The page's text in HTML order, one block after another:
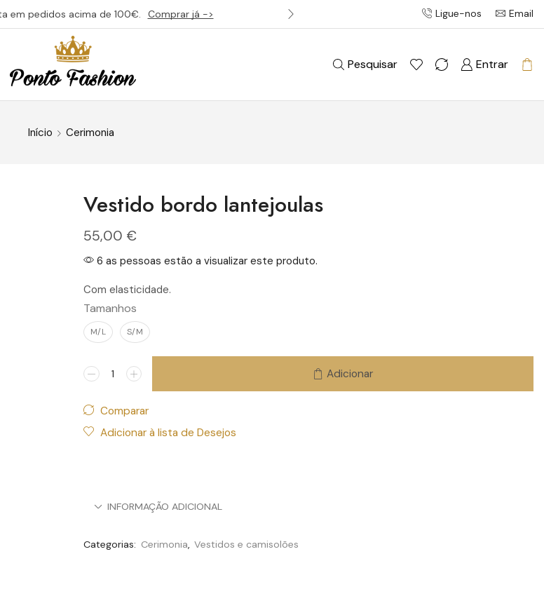
em pedidos acima de 100€. Comprar já -> Entrega gratuita em pedidos
Ligue-nos Email
Pesquisar Entrar
Início Cerimonia
Vestido bordo lantejoulas
55,00 €
6 as pessoas estão a visualizar este produto.
Com elasticidade.
Tamanhos
M/L S/M
Adicionar
Comparar
Adicionar à lista de Desejos
INFORMAÇÃO ADICIONAL
Categorias: Cerimonia, Vestidos e camisolões